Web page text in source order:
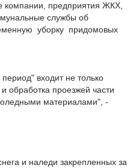
предприятия ЖКХ,
службы об
уборку придомовых
входит не только
обработка проезжей части
материалами", -
и наледи закрепленных за